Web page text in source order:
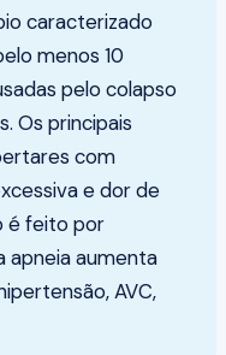
caracterizado
menos 10
pelo colapso
Os principais
com
e dor de
é feito por
apneia aumenta
AVC,